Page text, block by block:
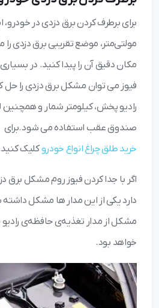
برای برطرف کردن برق دزدی در خودرو،
مولتی‌متر، موضع تقریبی برق
مکان دقیق آن را پیدا کنید. در بسیاری
فیوز می ‌توان مشکل برق دزدی را حل
رادیو پخش، کیلومتر شمار و
صندوق عقب استفاده می ‌شود.برای
خرید طلق چراغ انواع خودروکلیک
اگر با جدا کردن فیوز روم مشکل برق
دارد یکی از این مدار ها مشکل داشته
مشکل از مدار تغذیه‌ی حافظه‌ی رادیو
خواهد بود.